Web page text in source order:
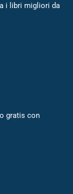
i libri migliori da
gratis con